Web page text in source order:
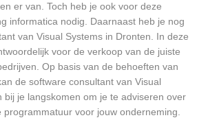
er van. Toch heb je ook voor deze
informatica nodig. Daarnaast heb je nog
van Visual Systems in Dronten. In deze
voor de verkoop van de juiste
Op basis van de behoeften van
de software consultant van Visual
bij je langskomen om je te adviseren over
programmatuur voor jouw onderneming.